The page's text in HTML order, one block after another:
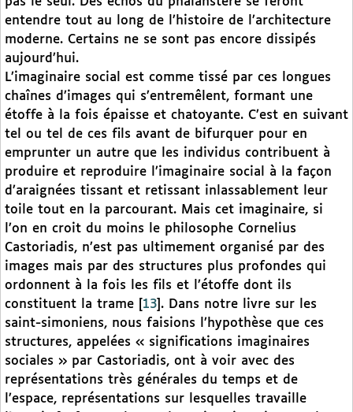
entendre tout au long de l’histoire de l’architecture
moderne. Certains ne se sont pas encore dissipés
aujourd’hui.
L’imaginaire social est comme tissé par ces longues
chaînes d’images qui s’entremêlent, formant une
étoffe à la fois épaisse et chatoyante. C’est en suivant
tel ou tel de ces fils avant de bifurquer pour en
emprunter un autre que les individus contribuent à
produire et reproduire l’imaginaire social à la façon
d’araignées tissant et retissant inlassablement leur
toile tout en la parcourant. Mais cet imaginaire, si
l’on en croit du moins le philosophe Cornelius
Castoriadis, n’est pas ultimement organisé par des
images mais par des structures plus profondes qui
ordonnent à la fois les fils et l’étoffe dont ils
constituent la trame
13 . Dans notre livre sur les
saint-simoniens, nous faisions l’hypothèse que ces
structures, appelées « significations imaginaires
sociales » par Castoriadis, ont à voir avec des
représentations très générales du temps et de
l’espace, représentations sur lesquelles travaille